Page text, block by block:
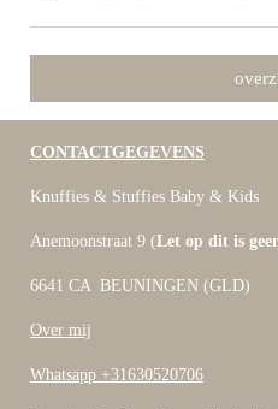
CONTACTGEGEVENS
Knuffies & Stuffies Baby & Kids
Anemoonstraat 9 (Let op dit is
6641 CA BEUNINGEN (GLD)
Over mij
Whatsapp +31630520706